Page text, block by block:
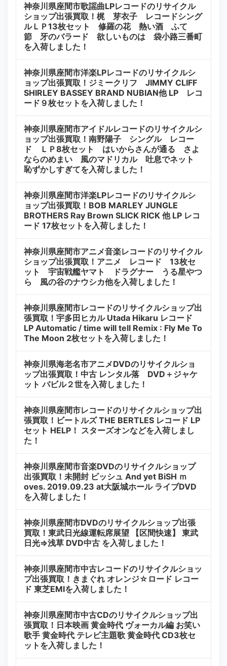
神奈川県座間市歌謡曲LPレコードのリサイクル
ショップ出張買取！梶 芽衣子 レコードシング
ルＬＰ13枚セット 修羅の花 熱い酒 ふて
節 牙のバラード 欲しいものは 袋小路三番町
を入荷しました！
神奈川県座間市洋楽LPレコードのリサイクルシ
ョップ出張買取！ジミークリフ JIMMY CLIFF
SHIRLEY BASSEY BRAND NUBIAN他 LP レコ
ード９枚セットを入荷しました！
神奈川県座間市アイドルレコードのリサイクルシ
ョップ出張買取！南野陽子 シングル レコー
ド ＬＰ8枚セット はいからさんが通る さよ
ならのめまい 風のマドリカル 吐息でネット
恥ずかしすぎてを入荷しました！
神奈川県座間市洋楽LPレコードのリサイクルシ
ョップ出張買取！BOB MARLEY JUNGLE
BROTHERS Ray Brown SLICK RICK 他 LP レコ
ード 17枚セットを入荷しました！
神奈川県座間市アニメ音楽レコードのリサイクル
ショップ出張買取！アニメ レコード 13枚セ
ット 宇宙戦艦ヤマト ドラグナー うる星やつ
ら 風の谷のナウシカ他を入荷しました！
神奈川県座間市レコードのリサイクルショップ出
張買取！宇多田ヒカル Utada Hikaru レコード
LP Automatic / time will tell Remix : Fly Me To
The Moon 2枚セットを入荷しました！
神奈川県海老名市アニメDVDのリサイクルショ
ップ出張買取！中古 レンタル落 DVD＋ジャケ
ット バビル２世を入荷しました！
神奈川県座間市レコードのリサイクルショップ出
張買取！ビートルズ THE BERTLES レコード LP
セット HELP！ スターズオンなどを入荷しまし
た！
神奈川県座間市音楽DVDのリサイクルショップ
出張買取！未開封 ビッシュ And yet BiSH ｍ
oves. 2019.09.23 at大阪城ホール ライブDVD
を入荷しました！
神奈川県座間市DVDのリサイクルショップ出張
買取！東武日光線運転席展望 【区間快速】 東武
日光⇒浅草 DVD中古 を入荷しました！
神奈川県座間市中古レコードのリサイクルショッ
プ出張買取！きまぐれ オレンジ☆ロード レコー
ド 東芝EMIを入荷しました！
神奈川県座間市中古CDのリサイクルショップ出
張買取！日本映画 黄金時代 ヴォーカル編 お笑い
歌手 黄金時代 テレビ主題歌 黄金時代 CD3枚セ
ットを入荷しました！